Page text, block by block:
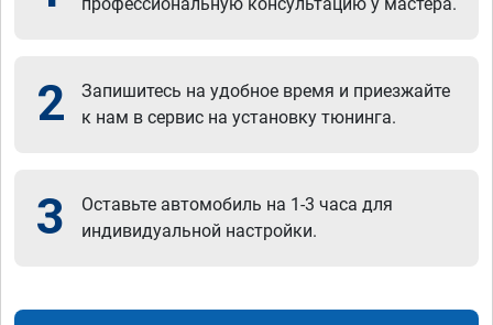
2
Запишитесь на удобное время и приезжайте
к нам в сервис на установку тюнинга.
3
Оставьте автомобиль на 1-3 часа для
индивидуальной настройки.